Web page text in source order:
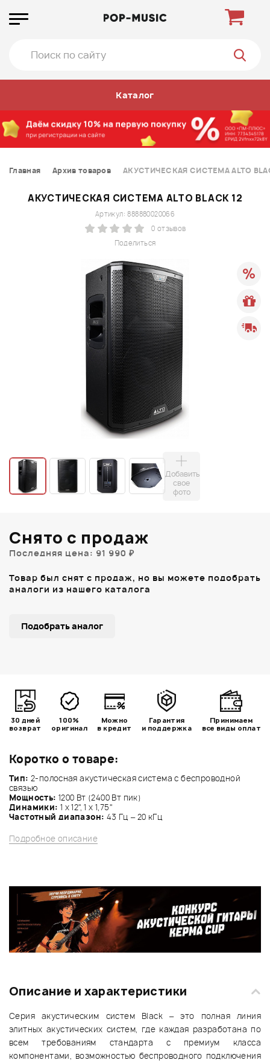
Каталог
Главная Архив товаров АКУСТИЧЕСКАЯ СИСТЕМА ALTO
АКУСТИЧЕСКАЯ СИСТЕМА ALTO BLACK 12
Поделиться
Артикул: 888880020066
0 отзывов
Добавить
свое
фото
Коротко о товаре:
Тип: 2-полосная акустическая система с беспроводной
связью
Мощность: 1200 Вт (2400 Вт пик)
Динамики: 1 х 12", 1 х 1,75"
Частотный диапазон: 43 Гц – 20 кГц
Подробное описание
Снято с продаж
Последняя цена: 91 990 ₽
Товар был снят с продаж, но вы можете подобрать
аналоги из нашего каталога
Подобрать аналог
30 дней
возврат
100%
оригинал
Можно
в кредит
Гарантия
и поддержка
Принимаем
все виды оплат
Описание и характеристики
Серия акустическим систем Black – это полная линия
элитных акустических систем, где каждая разработана по
всем требованиям стандарта с премиум класса
компонентами, возможностью беспроводного подключения